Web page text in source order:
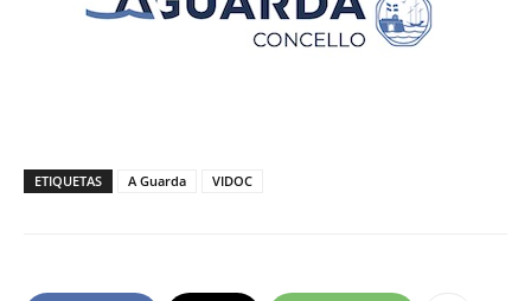
ETIQUETAS A Guarda VIDOC